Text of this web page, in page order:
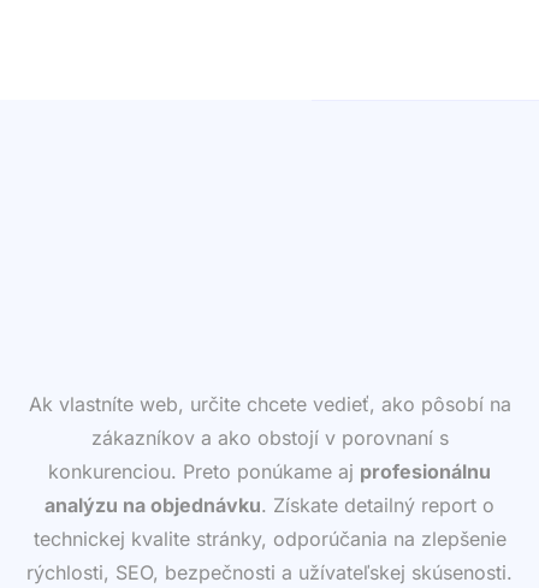
Ak vlastníte web, určite chcete vedieť, ako pôsobí na
zákazníkov a ako obstojí v porovnaní s
konkurenciou. Preto ponúkame aj profesionálnu
analýzu na objednávku. Získate detailný report o
technickej kvalite stránky, odporúčania na zlepšenie
rýchlosti, SEO, bezpečnosti a užívateľskej skúsenosti.